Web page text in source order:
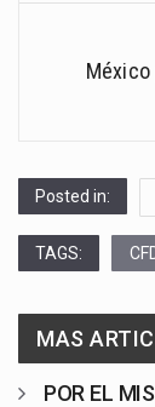
México
Posted in:
TAGS:
MAS
POR EL